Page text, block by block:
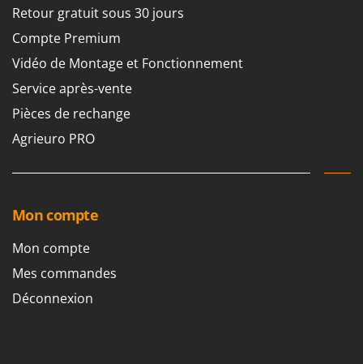
Retour gratuit sous 30 jours
Compte Premium
Vidéo de Montage et Fonctionnement
Service après-vente
Pièces de rechange
Agrieuro PRO
Mon compte
Mon compte
Mes commandes
Déconnexion